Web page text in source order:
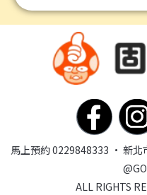
馬上預約 0229848333 · 新北
ALL RIGHTS